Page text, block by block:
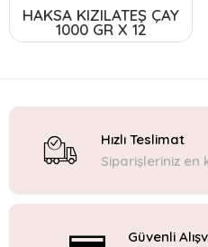
HAKSA KIZILATEŞ ÇAY
1000 GR X 12
Hızlı Teslimat
Siparişleriniz en
Güvenli